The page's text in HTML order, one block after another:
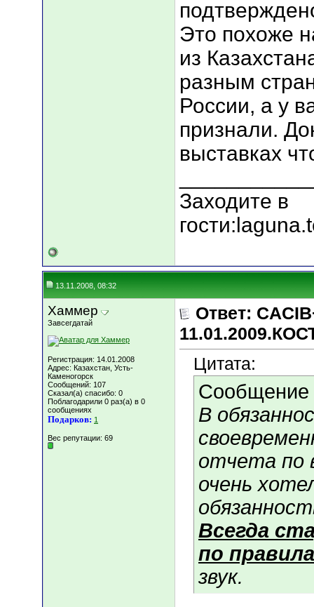
Это похоже
из
разным
России, а у
признали.
выставках
Заходите в
13.11.2008, 08:32
Хаммер
Завсегдатай
Регистрация: 14.01.2008
Адрес: Казахстан, Усть-
Каменогорск
Сообщений: 107
Сказал(а) спасибо: 0
Поблагодарили 0 раз(а) в 0
сообщениях
Подарков: 1
Вес репутации: 69
Ответ:
Цитата:
Сообщение
В
отчета по
очень
Всегда
по
звук.